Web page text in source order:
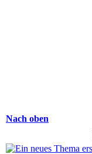
Nach oben